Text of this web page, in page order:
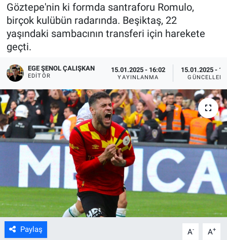
Göztepe'nin ki formda santraforu Romulo,
birçok kulübün radarında. Beşiktaş, 22
yaşındaki sambacının transferi için harekete
geçti.
EGE ŞENOL ÇALIŞKAN
EDITÖR
15.01.2025 - 16:02
YAYINLANMA
15.01.2025 -
Paylaş A- A+